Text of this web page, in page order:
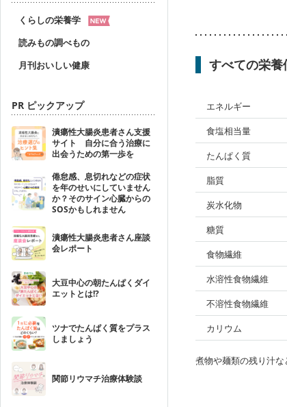
くらしの栄養学
読みもの調べもの
月刊おいしい健康
PR ピックアップ
潰瘍性大腸炎患者さん支援
サイト 自分に合う治療に
出会うための第一歩を
倦怠感、息切れなどの症状
を年のせいにしていません
か？そのサイン心臓からの
SOSかもしれません
潰瘍性大腸炎患者さん座談
会レポート
大豆中心の朝たんぱくダイ
エットとは!?
ツナでたんぱく質をプラス
しましょう
関節リウマチ治療体験談
すべての栄養
エネルギー
食塩相当量
たんぱく質
脂質
炭水化物
糖質
食物繊維
水溶性食物繊維
不溶性食物繊維
カリウム
煮物や麺類の残り汁な